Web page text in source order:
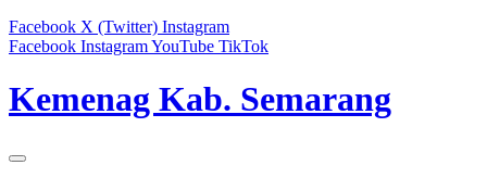
Facebook X (Twitter) Instagram
Facebook InstagramYouTube TikTok
Kemenag Kab. Semarang